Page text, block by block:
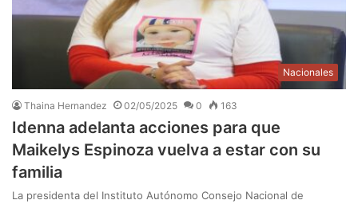
Nacionales
Thaina Hernandez 02/05/2025 0 163
Idenna adelanta acciones para que
Maikelys Espinoza vuelva a estar con su
familia
La presidenta del Instituto Autónomo Consejo Nacional de